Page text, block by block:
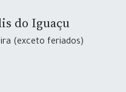
do Iguaçu
(exceto feriados)